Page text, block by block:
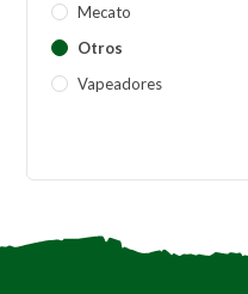
Mecato
Otros
Vapeadores